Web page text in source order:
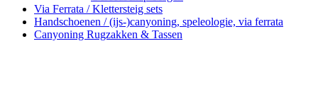
Via Ferrata / Klettersteig sets
Handschoenen / (ijs-)canyoning, speleologie, via ferrata
Canyoning Rugzakken & Tassen